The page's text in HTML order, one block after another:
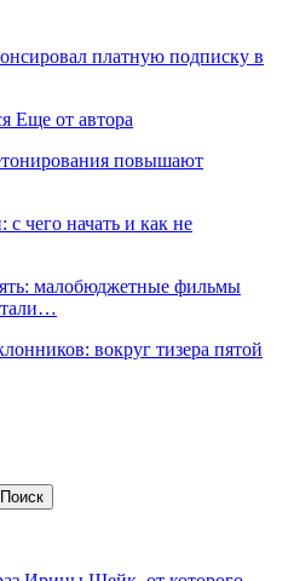
платную подписку в
Еще от автора
повышают
чего начать и как не
малобюджетные фильмы
вокруг тизера пятой